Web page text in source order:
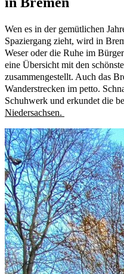
Wen es in der gemütlichen
Spaziergang zieht, wird in
Weser oder die Ruhe im
eine Übersicht mit den
zusammengestellt. Auch das
Wanderstrecken im petto.
Schuhwerk und erkundet die
Niedersachsen.